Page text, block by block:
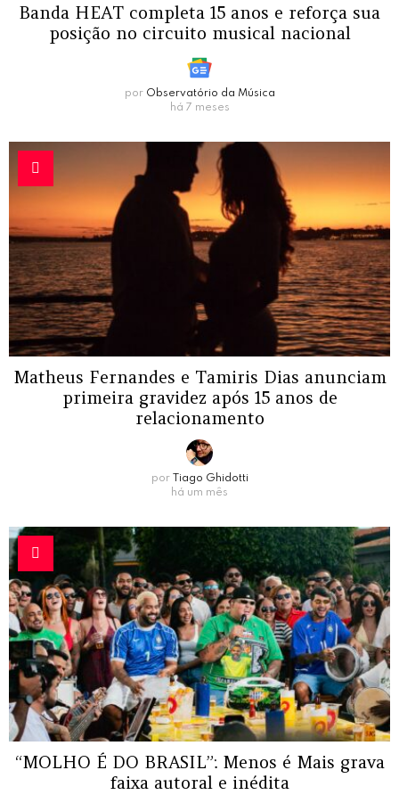
Banda HEAT completa 15 anos e reforça sua
posição no circuito musical nacional
por Observatório da Música
há 7 meses
Matheus Fernandes e Tamiris Dias anunciam
primeira gravidez após 15 anos de
relacionamento
por
Tiago Ghidotti
há um mês
“MOLHO É DO BRASIL”: Menos é Mais grava
faixa autoral e inédita